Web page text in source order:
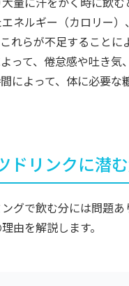
ネルギー（カロリー
れらが不足すること
って、倦怠感や吐き
によって、体に必要
ドリンクに潜
グで飲む分には問題
由を解説します。